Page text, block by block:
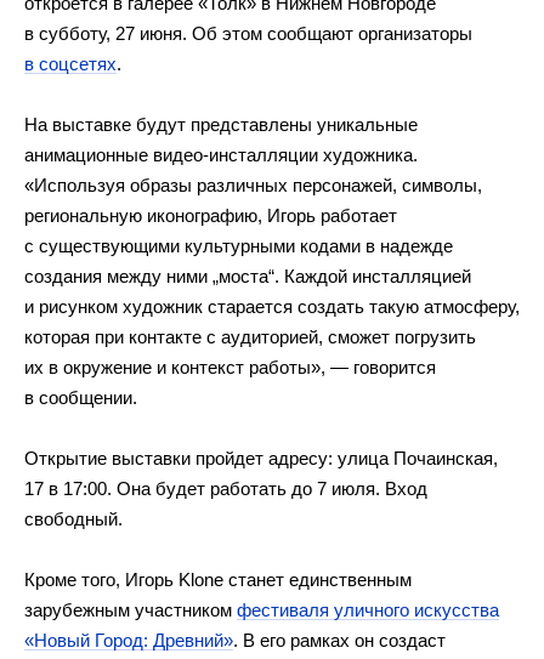
в субботу, 27 июня. Об этом сообщают организаторы
в соцсетях.
На выставке будут представлены уникальные
анимационные видео-инсталляции художника.
«Используя образы различных персонажей, символы,
региональную иконографию, Игорь работает
с существующими культурными кодами в надежде
создания между ними „моста“. Каждой инсталляцией
и рисунком художник старается создать такую атмосферу,
которая при контакте с аудиторией, сможет погрузить
их в окружение и контекст работы», — говорится
в сообщении.
Открытие выставки пройдет адресу: улица Почаинская,
17 в 17:00. Она будет работать до 7 июля. Вход
свободный.
Кроме того, Игорь Klone станет единственным
зарубежным участником фестиваля уличного искусства
«Новый Город: Древний». В его рамках он создаст